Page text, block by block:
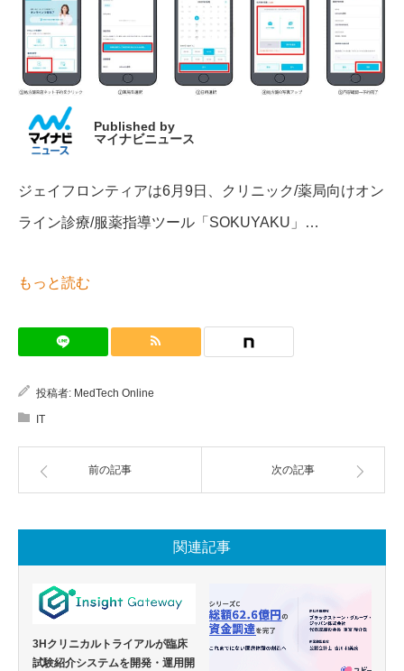
Published by
マイナビニュース
ジェイフロンティアは6月9日、クリニック/薬局向けオン
ライン診療/服薬指導ツール「SOKUYAKU」…
もっと読む
投稿者: MedTech Online
IT
前の記事 次の記事
関連記事
3Hクリニカルトライアルが臨床
試験紹介システムを開発・運用開